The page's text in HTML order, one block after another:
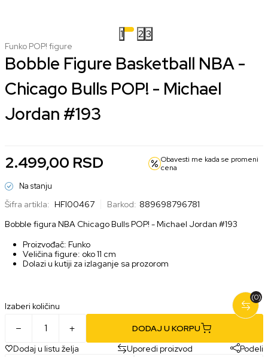
1 2 3
Funko POP! figure
Bobble Figure Basketball NBA -
Chicago Bulls POP! - Michael
Jordan #193
2.499,00 RSD
Obavesti me kada se promeni
cena
Na stanju
Šifra artikla: HFI00467 Barkod: 889698796781
Bobble figura NBA Chicago Bulls POP! - Michael Jordan #193
Proizvođač: Funko
Veličina figure: oko 11 cm
Dolazi u kutiji za izlaganje sa prozorom
Izaberi količinu
DODAJ U KORPU
Dodaj u listu želja
Uporedi proizvod Podeli
(0)